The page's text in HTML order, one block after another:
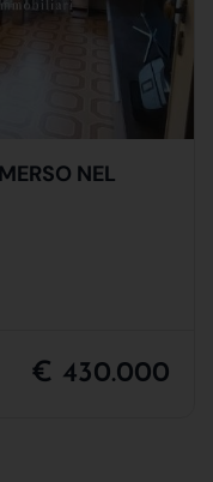
NEL
€ 430.000